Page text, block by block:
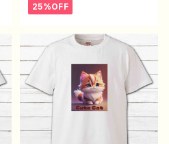
れ エモい メンズ レデ
め 人気 イラストレータ
ー 絵師 クリエイター
白 半袖シャツ コラボ
オリジナル デザイン グッ
ズ ノンブランド H-7
25%OFF